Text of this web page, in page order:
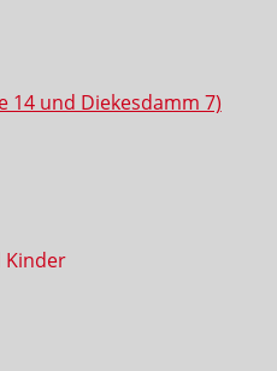
14 und Diekesdamm 7)
Kinder